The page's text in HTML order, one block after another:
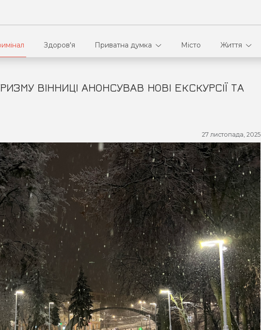
Здоров'я Приватна думка
В кулуарах
Місто Життя
Відео
Партнери
Спорт
ВІННИЦІ АНОНСУВАВ НОВІ ЕКСКУРСІЇ ТА
27 листопада, 2025